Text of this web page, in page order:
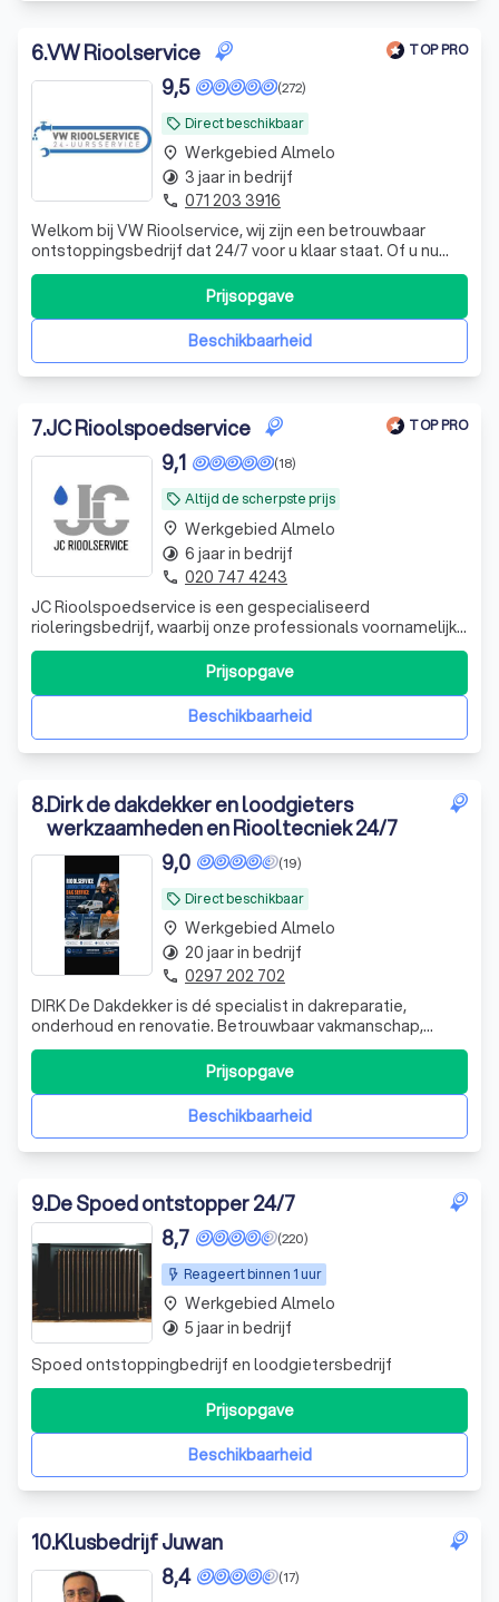
6.VW Rioolservice TOP PRO
local_offer Direct beschikbaar
(272)
9,5
Welkom bij VW Rioolservice, wij zijn een betrouwbaar
ontstoppingsbedrijf dat 24/7 voor u klaar staat. Of u nu
problemen ondervindt met een verstopte keukenafvoer,
douche of toilet, wij hebben de kennis, ervaring en
materialen om dit snel op te lossen. Buiten ontstoppingen
om kunnen wij u ook van dieBeschikbaarheid
Prijsopgave
place Werkgebied Almelo
timelapse 3 jaar in bedrijf
phone 071 203 3916
7.JC Rioolspoedservice TOP PRO
local_offer Altijd de scherpste prijs
(18)
9,1
JC Rioolspoedservice is een gespecialiseerd
rioleringsbedrijf, waarbij onze professionals voornamelijk
worden ingezet bij diverse verstoppingen. Of het nu gaat
om een verstopte vaatwasser, een verstopt doucheputje,
een verstopping in het toilet of een verstopte
regenwaterafvoer, wij staan paraat om
Beschikbaarheid
Prijsopgave
place Werkgebied Almelo
timelapse 6 jaar in bedrijf
phone 020 747 4243
8.Dirk de dakdekker en loodgieters
werkzaamheden en Riooltecniek 24/7
local_offer Direct beschikbaar
(19)
9,0
DIRK De Dakdekker is dé specialist in dakreparatie,
onderhoud en renovatie. Betrouwbaar vakmanschap,
snelle service en duurzame kwaliteit voor ieder dak.
Beschikbaarheid
Prijsopgave
place Werkgebied Almelo
timelapse 20 jaar in bedrijf
phone 0297 202 702
9.De Spoed ontstopper 24/7
Reageert binnen 1 uur
(220)
8,7
Spoed ontstoppingbedrijf en loodgietersbedrijf
Beschikbaarheid
Prijsopgave
place Werkgebied Almelo
timelapse 5 jaar in bedrijf
10.Klusbedrijf Juwan
(17)
8,4